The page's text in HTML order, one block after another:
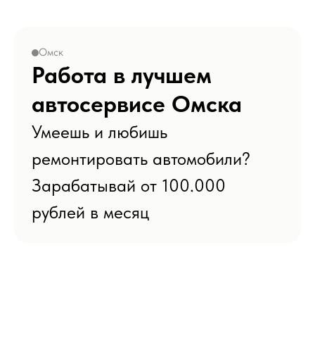
Работа в лучшем
автосервисе Омска
Омск
Умеешь и любишь
ремонтировать автомобили?
Зарабатывай от 100.000
рублей в месяц